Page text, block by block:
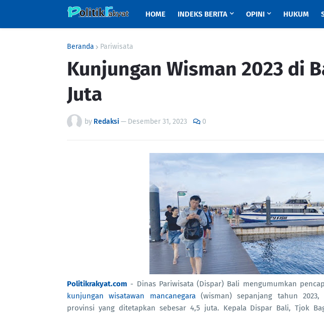
HOME INDEKS BERITA OPINI HUKUM
Beranda Pariwisata
Kunjungan Wisman 2023 di
Juta
by Redaksi — Desember 31, 2023 0
Politikrakyat.com - Dinas Pariwisata (Dispar) Bali mengumumkan
kunjungan wisatawan mancanegara(wisman) sepanjang tahun 2023,
provinsi yang ditetapkan sebesar 4,5 juta. Kepala Dispar Bali, Tjok